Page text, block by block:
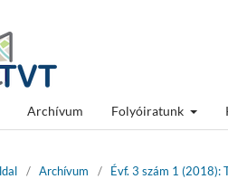
Archívum Folyóiratunk
/ Archívum / Évf. 3 szám 1 (2018):